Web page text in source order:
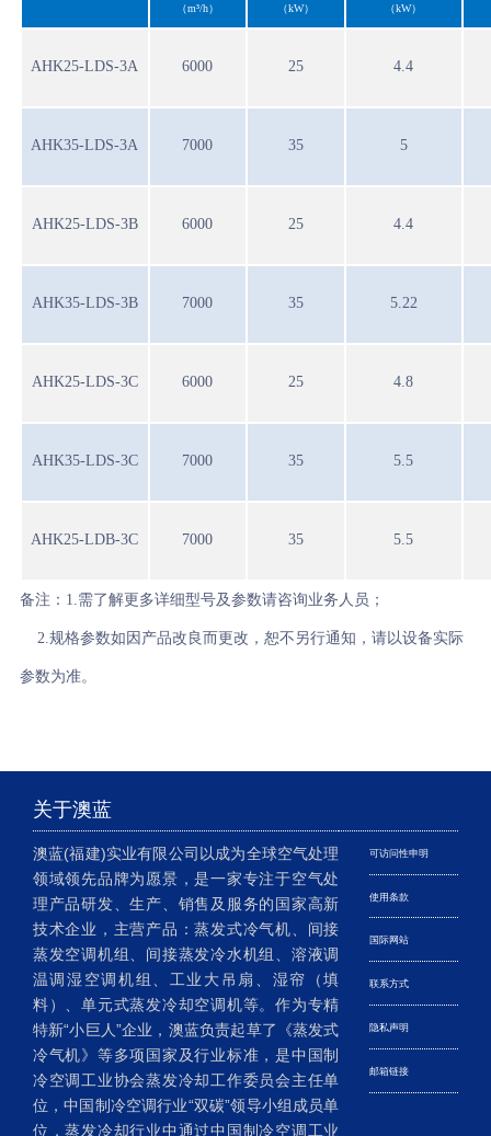
（m³/h） （kW） （kW）
AHK25-LDS-3A 6000 25 4.4
AHK35-LDS-3A 7000 35 5
AHK25-LDS-3B 6000 25 4.4
AHK35-LDS-3B 7000 35 5.22
AHK25-LDS-3C 6000 25 4.8
AHK35-LDS-3C 7000 35 5.5
AHK25-LDB-3C 7000 35 5.5
备注：1.需了解更多详细型号及参数请咨询业务人员；
2.规格参数如因产品改良而更改，恕不另行通知，请以设备实际
参数为准。
关于澳蓝
澳蓝(福建)实业有限公司以成为全球空气处理
领域领先品牌为愿景，是一家专注于空气处
理产品研发、生产、销售及服务的国家高新
技术企业，主营产品：蒸发式冷气机、间接
蒸发空调机组、间接蒸发冷水机组、溶液调
温调湿空调机组、工业大吊扇、湿帘（填
料）、单元式蒸发冷却空调机等。作为专精
特新“小巨人”企业，澳蓝负责起草了《蒸发式
冷气机》等多项国家及行业标准，是中国制
冷空调工业协会蒸发冷却工作委员会主任单
位，中国制冷空调行业“双碳”领导小组成员单
位，蒸发冷却行业中通过中国制冷空调工业
可访问性申明
使用条款
国际网站
联系方式
隐私声明
邮箱链接